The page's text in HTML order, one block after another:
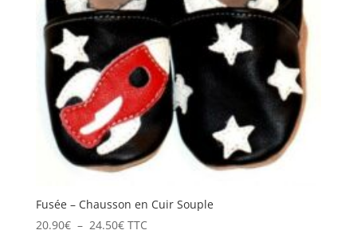
Fusée – Chausson en Cuir Souple
20.90€ – 24.50€Plage
TTC